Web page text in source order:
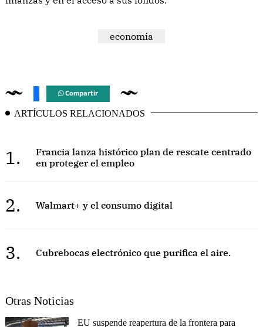
economia
Compartir
ARTÍCULOS RELACIONADOS
1.
Francia lanza histórico plan de rescate centrado
en proteger el empleo
2. Walmart+ y el consumo digital
3. Cubrebocas electrónico que purifica el aire.
Otras Noticias
EU suspende reapertura de la frontera para